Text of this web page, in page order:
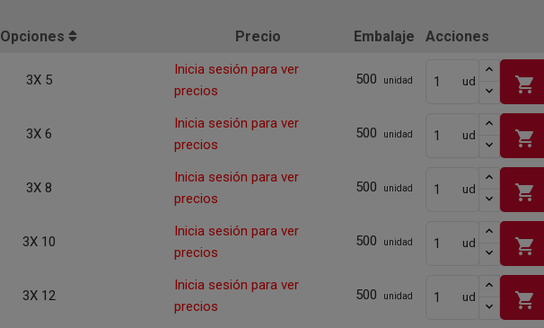
Opciones
Precio Embalaje Acciones
3X 5
Inicia sesión para ver
precios
500 unidad ud shopping_cart
3X 6
Inicia sesión para ver
precios
500 unidad ud shopping_cart
3X 8
Inicia sesión para ver
precios
500 unidad ud shopping_cart
3X 10
Inicia sesión para ver
precios
500 unidad ud shopping_cart
3X 12
Inicia sesión para ver
precios
500 unidad ud shopping_cart